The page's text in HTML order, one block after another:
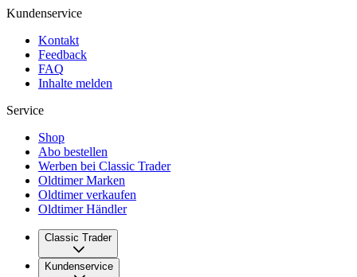
Kundenservice
Kontakt
Feedback
FAQ
Inhalte melden
Service
Shop
Abo bestellen
Werben bei Classic Trader
Oldtimer Marken
Oldtimer verkaufen
Oldtimer Händler
Classic Trader
Über uns
Kundenservice